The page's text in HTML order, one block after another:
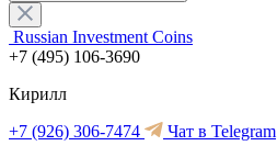
Russian Investment Coins
+7 (495) 106-3690
Кирилл
+7 (926) 306-7474
Чат в Telegram